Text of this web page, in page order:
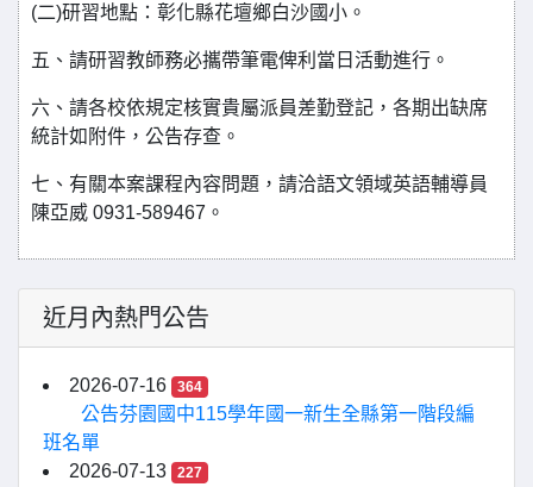
(二)研習地點：彰化縣花壇鄉白沙國小。
五、請研習教師務必攜帶筆電俾利當日活動進行。
六、請各校依規定核實貴屬派員差勤登記，各期出缺席
統計如附件，公告存查。
七、有關本案課程內容問題，請洽語文領域英語輔導員
陳亞威 0931-589467。
近月內熱門公告
2026-07-16 364
公告芬園國中115學年國一新生全縣第一階段編
班名單
2026-07-13
227